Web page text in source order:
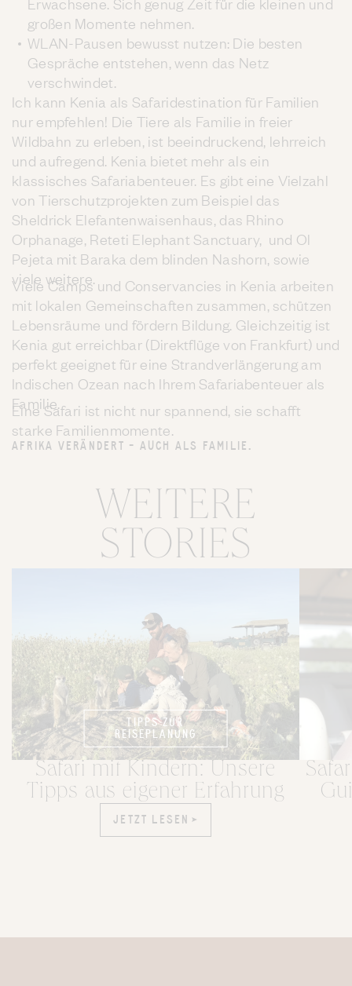
großen Momente nehmen.
WLAN-Pausen bewusst nutzen: Die besten
Gespräche entstehen, wenn das Netz
verschwindet.
Ich kann Kenia als Safaridestination für Familien
nur empfehlen! Die Tiere als Familie in freier
Wildbahn zu erleben, ist beeindruckend, lehrreich
und aufregend. Kenia bietet mehr als ein
klassisches Safariabenteuer. Es gibt eine Vielzahl
von Tierschutzprojekten zum Beispiel das
Sheldrick Elefantenwaisenhaus, das Rhino
Orphanage, Reteti Elephant Sanctuary, und Ol
Pejeta mit Baraka dem blinden Nashorn, sowie
viele weitere.
Viele Camps und Conservancies in Kenia arbeiten
mit lokalen Gemeinschaften zusammen, schützen
Lebensräume und fördern Bildung. Gleichzeitig ist
Kenia gut erreichbar (Direktflüge von Frankfurt) und
perfekt geeignet für eine Strandverlängerung am
Indischen Ozean nach Ihrem Safariabenteuer als
Familie.
Eine Safari ist nicht nur spannend, sie schafft
starke Familienmomente.
AFRIKA VERÄNDERT – AUCH ALS FAMILIE.
WEITERE
STORIES
TIPPS ZUR
REISEPLANUNG
Safari mit Kindern: Unsere
Tipps aus eigener Erfahrung
JETZT LESEN
JETZT LESEN